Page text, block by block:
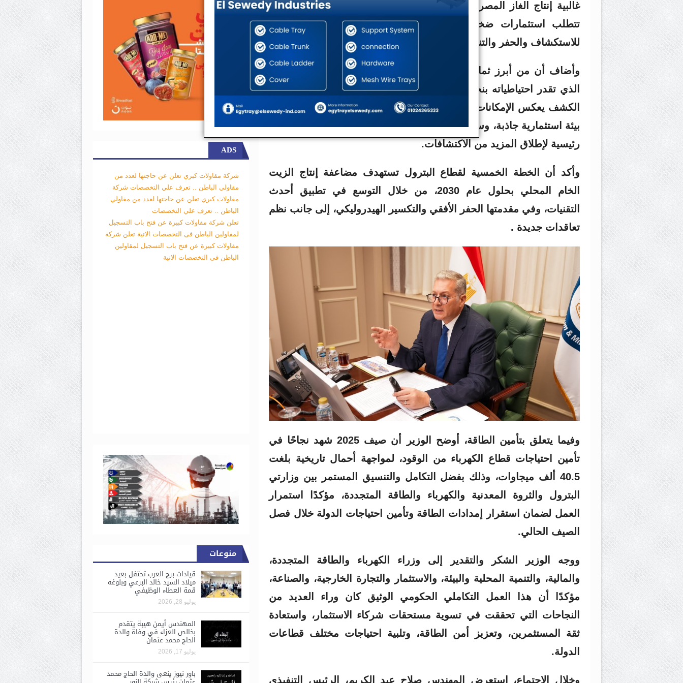
غالبية إنتاج الغاز المصري يأتي من المياه العميقة بالبحر المتوسط، التي
تتطلب استثمارات ضخمة، وتكنولوجيات متقدمة، وبرامج زمنية أطول
للاستكشاف والحفر والتنمية ووضع الآبار على الإنتاج.
وأضاف أن من أبرز ثمار استعادة ثقة المستثمرين تحقيق كشف دينيس،
الذي تقدر احتياطياته بنحو 2 تريليون قدم مكعب من الغاز، مؤكدًا أن هذا
الكشف يعكس الإمكانات الكبيرة التي تمتلكها مصر، ويبرهن على أن توفير
بيئة استثمارية جاذبة، وسداد المستحقات، وتقديم الحوافز المناسبة، عوامل
رئيسية لإطلاق المزيد من الاكتشافات.
وأكد أن الخطة الخمسية لقطاع البترول تستهدف مضاعفة إنتاج الزيت
الخام المحلي بحلول عام 2030، من خلال التوسع في تطبيق أحدث
التقنيات، وفي مقدمتها الحفر الأفقي والتكسير الهيدروليكي، إلى جانب نظم
تعاقدات جديدة .
وفيما يتعلق بتأمين الطاقة، أوضح الوزير أن صيف 2025 شهد نجاحًا في
تأمين احتياجات قطاع الكهرباء من الوقود، لمواجهة أحمال تاريخية بلغت
40.5 ألف ميجاوات، وذلك بفضل التكامل والتنسيق المستمر بين وزارتي
البترول والثروة المعدنية والكهرباء والطاقة المتجددة، مؤكدًا استمرار
العمل لضمان استقرار إمدادات الطاقة وتأمين احتياجات الدولة خلال فصل
الصيف الحالي.
ووجه الوزير الشكر والتقدير إلى وزراء الكهرباء والطاقة المتجددة،
والمالية، والتنمية المحلية والبيئة، والاستثمار والتجارة الخارجية، والصناعة،
مؤكدًا أن هذا العمل التكاملي الحكومي الوثيق كان وراء العديد من
النجاحات التي تحققت في تسوية مستحقات شركاء الاستثمار، واستعادة
ثقة المستثمرين، وتعزيز أمن الطاقة، وتلبية احتياجات مختلف قطاعات
الدولة.
وخلال الاجتماع، استعرض المهندس صلاح عبد الكريم، الرئيس التنفيذي
ADS
شركة مقاولات كبري تعلن عن حاجتها لعدد من
مقاولي الباطن .. تعرف علي التخصصات شركة
مقاولات كبري تعلن عن حاجتها لعدد من مقاولي
الباطن .. تعرف علي التخصصات
تعلن شركة مقاولات كبيرة عن فتح باب التسجيل
لمقاولين الباطن فى التخصصات الاتية تعلن شركة
مقاولات كبيرة عن فتح باب التسجيل لمقاولين
الباطن فى التخصصات الاتية
منوعات
قيادات برج العرب تحتفل بعيد
ميلاد السيد خالد البرعي وبلوغه
قمة العطاء الوظيفي
يوليو 28, 2026
المهندس أيمن هيبة يتقدم
بخالص العزاء في وفاة والدة
الحاج محمد عثمان
يوليو 17, 2026
باور نيوز ينعى والدة الحاج محمد